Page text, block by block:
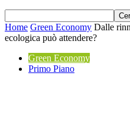
Home Green Economy Dalle
ecologica può attendere?
Green Economy
Primo Piano